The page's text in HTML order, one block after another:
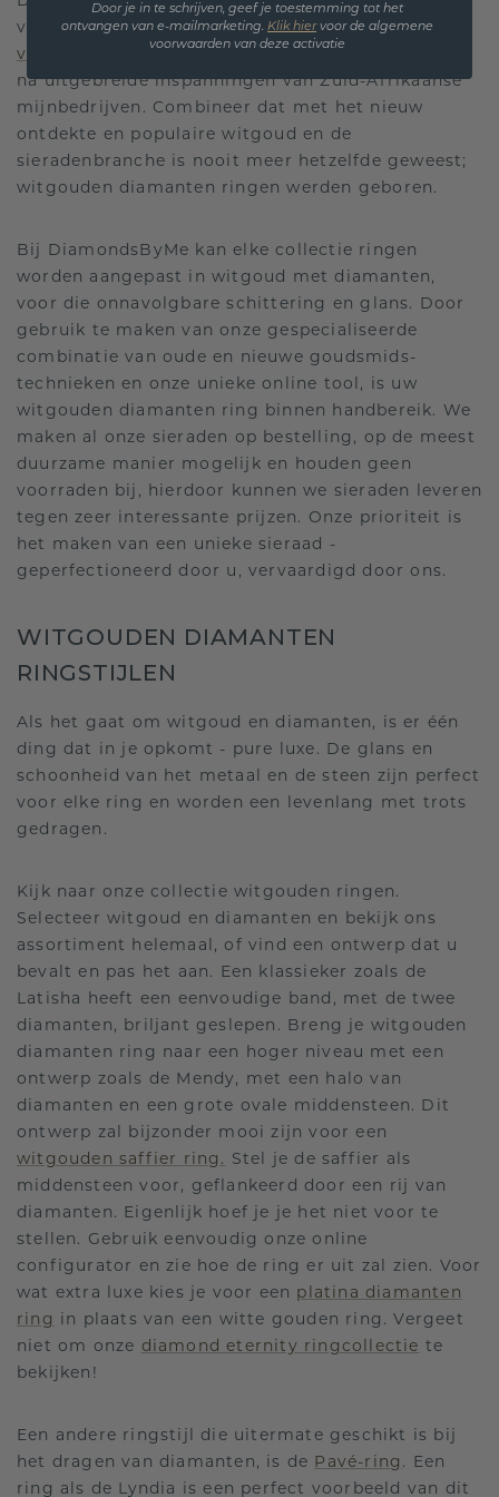
voor premium sieraden, met name
verlovingsringen, vanaf het eind van de 19e eeuw,
na uitgebreide inspanningen van Zuid-Afrikaanse
mijnbedrijven. Combineer dat met het nieuw
ontdekte en populaire witgoud en de
sieradenbranche is nooit meer hetzelfde geweest;
witgouden diamanten ringen werden geboren.
Bij DiamondsByMe kan elke collectie ringen
worden aangepast in witgoud met diamanten,
voor die onnavolgbare schittering en glans. Door
gebruik te maken van onze gespecialiseerde
combinatie van oude en nieuwe goudsmids-
technieken en onze unieke online tool, is uw
witgouden diamanten ring binnen handbereik. We
maken al onze sieraden op bestelling, op de meest
duurzame manier mogelijk en houden geen
voorraden bij, hierdoor kunnen we sieraden leveren
tegen zeer interessante prijzen. Onze prioriteit is
het maken van een unieke sieraad -
geperfectioneerd door u, vervaardigd door ons.
WITGOUDEN DIAMANTEN
RINGSTIJLEN
Als het gaat om witgoud en diamanten, is er één
ding dat in je opkomt - pure luxe. De glans en
schoonheid van het metaal en de steen zijn perfect
voor elke ring en worden een levenlang met trots
gedragen.
Kijk naar onze collectie witgouden ringen.
Selecteer witgoud en diamanten en bekijk ons
assortiment helemaal, of vind een ontwerp dat u
bevalt en pas het aan. Een klassieker zoals de
Latisha heeft een eenvoudige band, met de twee
diamanten, briljant geslepen. Breng je witgouden
diamanten ring naar een hoger niveau met een
ontwerp zoals de Mendy, met een halo van
diamanten en een grote ovale middensteen. Dit
ontwerp zal bijzonder mooi zijn voor een
witgouden saffier ring. Stel je de saffier als
middensteen voor, geflankeerd door een rij van
diamanten. Eigenlijk hoef je je het niet voor te
stellen. Gebruik eenvoudig onze online
configurator en zie hoe de ring er uit zal zien. Voor
wat extra luxe kies je voor een platina diamanten
ring in plaats van een witte gouden ring. Vergeet
niet om onze diamond eternity ringcollectie te
bekijken!
Een andere ringstijl die uitermate geschikt is bij
het dragen van diamanten, is de Pavé-ring . Een
ring als de Lyndia is een perfect voorbeeld van dit
Door je in te schrijven, geef je toestemming tot het
ontvangen van e-mailmarketing. Klik hiervoor de algemene
voorwaarden van deze activatie